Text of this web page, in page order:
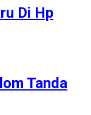
Di Hp
Tanda